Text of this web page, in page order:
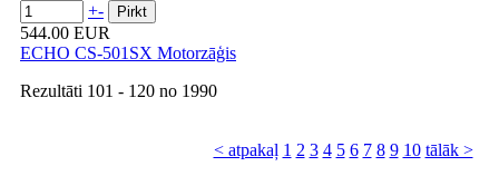
+-
544.00 EUR
ECHO CS-501SX Motorzāģis
Rezultāti 101 - 120 no 1990
< atpakaļ 1 2 3 4 5 6 7 8 9 10 tālāk >